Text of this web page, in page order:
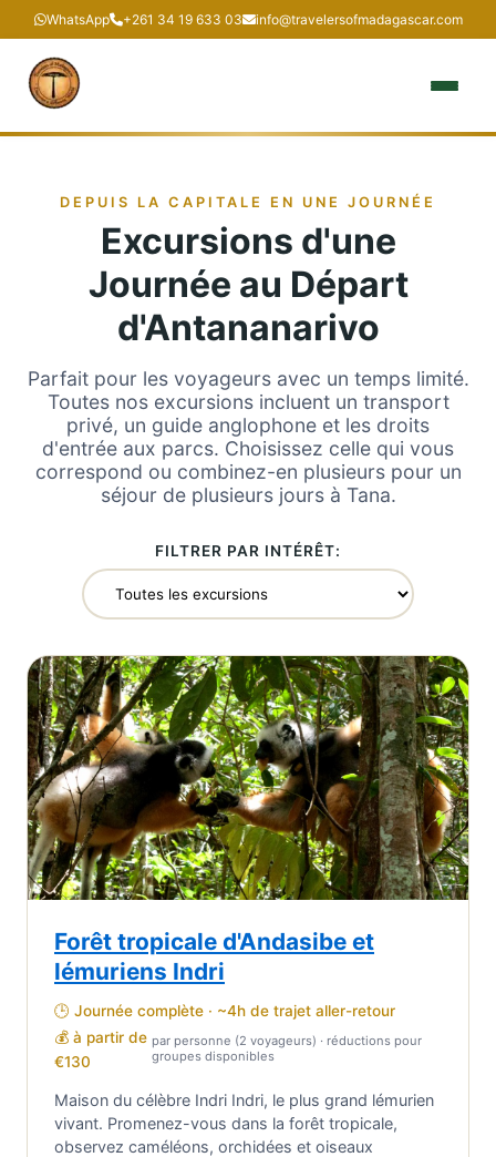
WhatsApp +261 34 19 633 03 info@travelersofmadagascar.com
DEPUIS LA CAPITALE EN UNE JOURNÉE
Excursions d'une
Journée au Départ
d'Antananarivo
Parfait pour les voyageurs avec un temps limité.
Toutes nos excursions incluent un transport
privé, un guide anglophone et les droits
d'entrée aux parcs. Choisissez celle qui vous
correspond ou combinez-en plusieurs pour un
séjour de plusieurs jours à Tana.
FILTRER PAR INTÉRÊT:
Forêt tropicale d'Andasibe et
lémuriens Indri
🕒 Journée complète · ~4h de trajet aller-retour
💰 à partir de
€130
par personne (2 voyageurs) · réductions pour
groupes disponibles
Maison du célèbre Indri Indri, le plus grand lémurien
vivant. Promenez-vous dans la forêt tropicale,
observez caméléons, orchidées et oiseaux